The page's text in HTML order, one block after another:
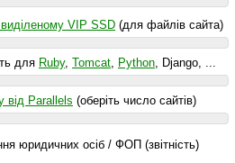
VIP SSD (для файлів сайта)
для Ruby, Tomcat Python , Django, ...
від Parallels (оберіть число сайтів)
юридичних осіб / ФОП (звітність)